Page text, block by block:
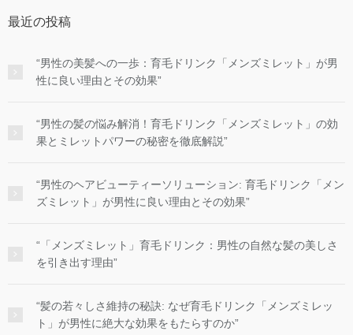
最近の投稿
“男性の美髪への一歩：育毛ドリンク「メンズミレット」が男
性に良い理由とその効果”
“男性の髪の悩み解消！育毛ドリンク「メンズミレット」の効
果とミレットパワーの秘密を徹底解説”
“男性のヘアビューティーソリューション: 育毛ドリンク「メン
ズミレット」が男性に良い理由とその効果”
“「メンズミレット」育毛ドリンク：男性の自然な髪の美しさ
を引き出す理由”
“髪の若々しさ維持の秘訣: なぜ育毛ドリンク「メンズミレッ
ト」が男性に絶大な効果をもたらすのか”